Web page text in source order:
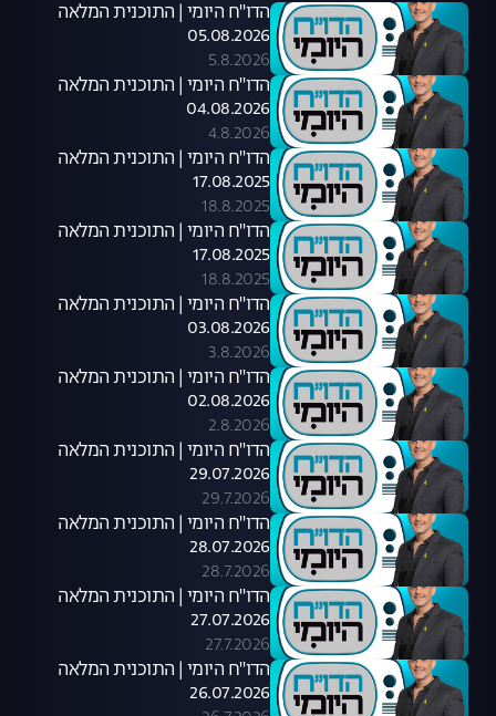
הדו"ח היומי | התוכנית המלאה
05.08.2026
5.8.2026
הדו"ח היומי | התוכנית המלאה
04.08.2026
4.8.2026
הדו"ח היומי | התוכנית המלאה
17.08.2025
18.8.2025
הדו"ח היומי | התוכנית המלאה
17.08.2025
18.8.2025
הדו"ח היומי | התוכנית המלאה
03.08.2026
3.8.2026
הדו"ח היומי | התוכנית המלאה
02.08.2026
2.8.2026
הדו"ח היומי | התוכנית המלאה
29.07.2026
29.7.2026
הדו"ח היומי | התוכנית המלאה
28.07.2026
28.7.2026
הדו"ח היומי | התוכנית המלאה
27.07.2026
27.7.2026
הדו"ח היומי | התוכנית המלאה
26.07.2026